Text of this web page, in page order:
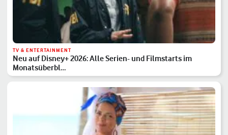
TV & ENTERTAINMENT
Neu auf Disney+ 2026: Alle Serien- und Filmstarts im
Monatsüberbl…